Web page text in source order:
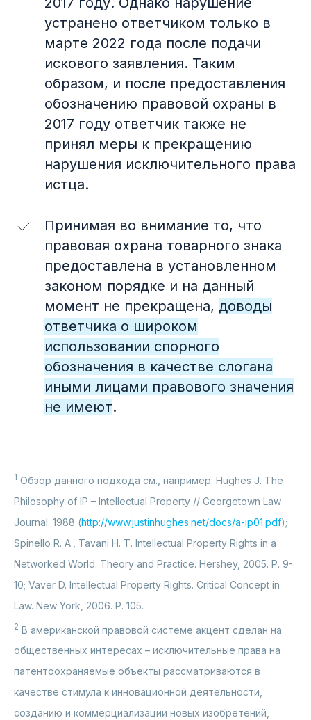
устранено ответчиком только в
марте 2022 года после подачи
искового заявления. Таким
образом, и после предоставления
обозначению правовой охраны в
2017 году ответчик также не
принял меры к прекращению
нарушения исключительного права
истца.
Принимая во внимание то, что
правовая охрана товарного знака
предоставлена в установленном
законом порядке и на данный
момент не прекращена, доводы
ответчика о широком
использовании спорного
обозначения в качестве слогана
иными лицами правового значения
не имеют.
1 Обзор данного подхода см., например: Hughes J. The
Philosophy of IP – Intellectual Property // Georgetown Law
Journal. 1988 (http://www.justinhughes.net/docs/a-ip01.pdf);
Spinello R. A., Tavani H. T. Intellectual Property Rights in a
Networked World: Theory and Practice. Hershey, 2005. P. 9-
10; Vaver D. Intellectual Property Rights. Critical Concept in
Law. New York, 2006. P. 105.
2 В американской правовой системе акцент cделан на
общественных интересах – исключительные права на
патентоохраняемые объекты рассматриваются в
качестве стимула к инновационной деятельности,
созданию и коммерциализации новых изобретений,
Подпишитесь
на новые
выпуски
Подписаться
Архив выпусков